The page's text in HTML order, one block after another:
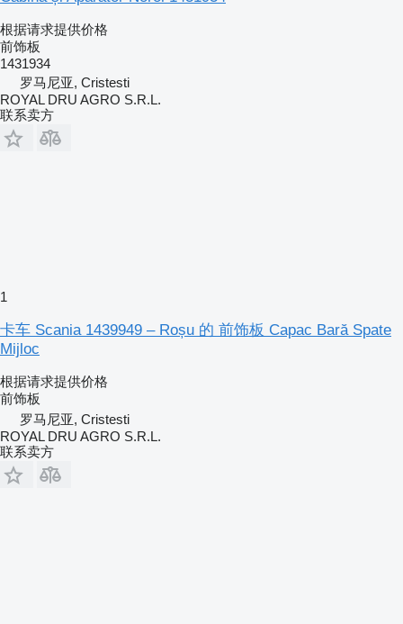
根据请求提供价格
前饰板
1431934
罗马尼亚, Cristesti
ROYAL DRU AGRO S.R.L.
联系卖方
1
卡车 Scania 1439949 – Roșu 的 前饰板 Capac Bară Spate
Mijloc
根据请求提供价格
前饰板
罗马尼亚, Cristesti
ROYAL DRU AGRO S.R.L.
联系卖方